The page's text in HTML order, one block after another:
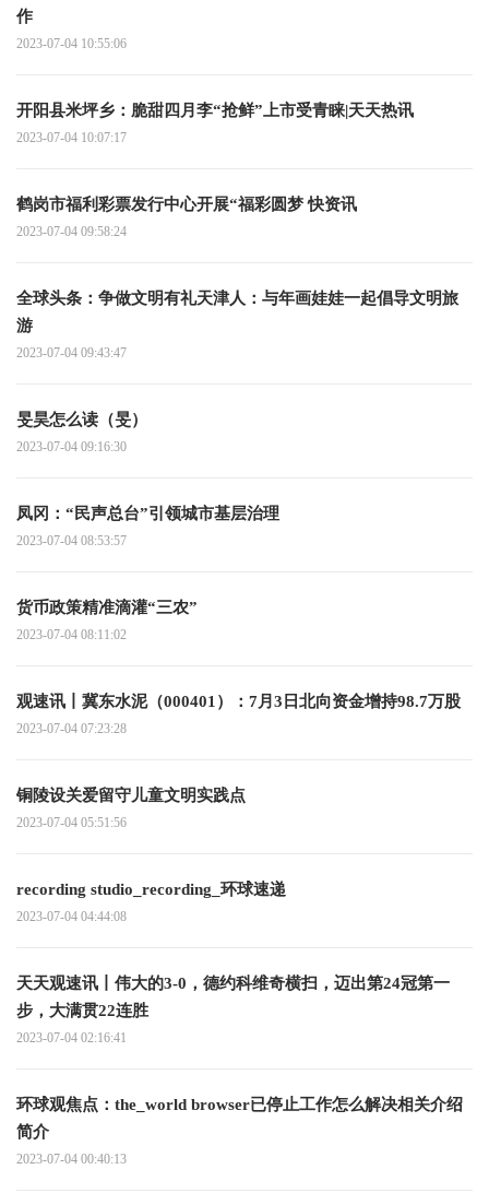
作
2023-07-04 10:55:06
开阳县米坪乡：脆甜四月李“抢鲜”上市受青睐|天天热讯
2023-07-04 10:07:17
鹤岗市福利彩票发行中心开展“福彩圆梦 快资讯
2023-07-04 09:58:24
全球头条：争做文明有礼天津人：与年画娃娃一起倡导文明旅
游
2023-07-04 09:43:47
旻昊怎么读（旻）
2023-07-04 09:16:30
凤冈：“民声总台”引领城市基层治理
2023-07-04 08:53:57
货币政策精准滴灌“三农”
2023-07-04 08:11:02
观速讯丨冀东水泥（000401）：7月3日北向资金增持98.7万股
2023-07-04 07:23:28
铜陵设关爱留守儿童文明实践点
2023-07-04 05:51:56
recording studio_recording_环球速递
2023-07-04 04:44:08
天天观速讯丨伟大的3-0，德约科维奇横扫，迈出第24冠第一
步，大满贯22连胜
2023-07-04 02:16:41
环球观焦点：the_world browser已停止工作怎么解决相关介绍
简介
2023-07-04 00:40:13